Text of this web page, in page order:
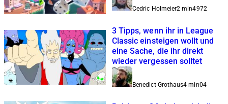
Cedric Holmeier2 min4972
3 Tipps, wenn ihr in League
Classic einsteigen wollt und
eine Sache, die ihr direkt
wieder vergessen solltet
Benedict Grothaus4 min04